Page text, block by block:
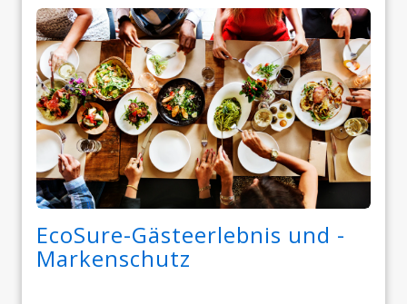
EcoSure-Gästeerlebnis und -
Markenschutz​​​​​​​